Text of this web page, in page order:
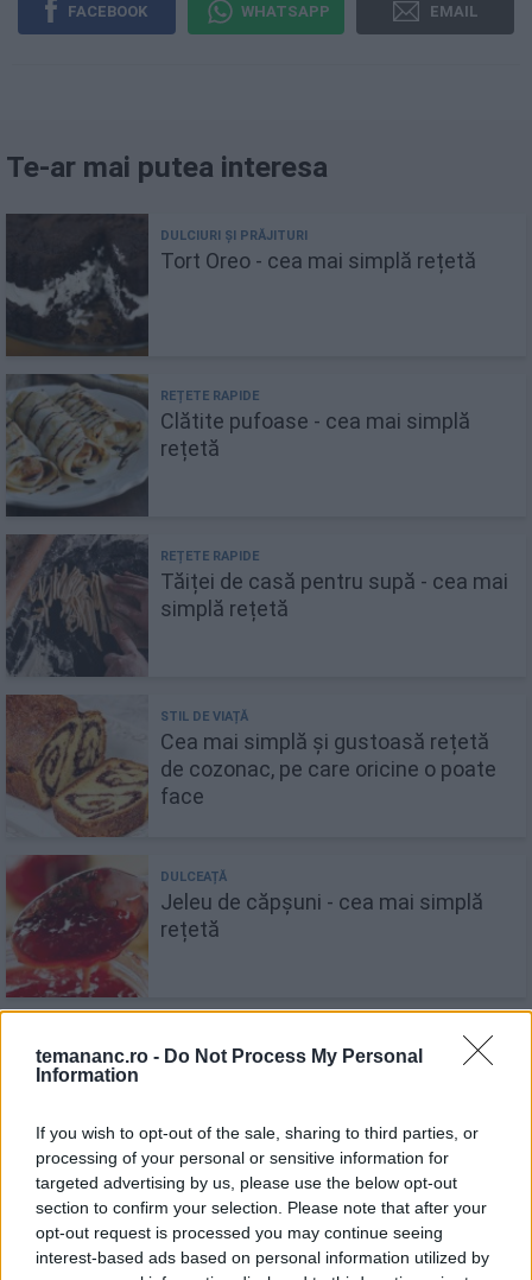
temananc.ro - Do Not Process My Personal
Information
If you wish to opt-out of the sale, sharing to third parties, or
processing of your personal or sensitive information for
targeted advertising by us, please use the below opt-out
section to confirm your selection. Please note that after your
opt-out request is processed you may continue seeing
interest-based ads based on personal information utilized by
FACEBOOK WHATSAPP EMAIL
Te-ar mai putea interesa
Tort Oreo - cea mai simplă rețetă
Clătite pufoase - cea mai simplă
rețetă
Tăiței de casă pentru supă - cea mai
simplă rețetă
Cea mai simplă și gustoasă rețetă
de cozonac, pe care oricine o poate
face
Jeleu de căpșuni - cea mai simplă
rețetă
Quiche lorraine - cea mai simplă
Tort de clătite - cea mai simplă
rețetă, cu cremă de vanilie